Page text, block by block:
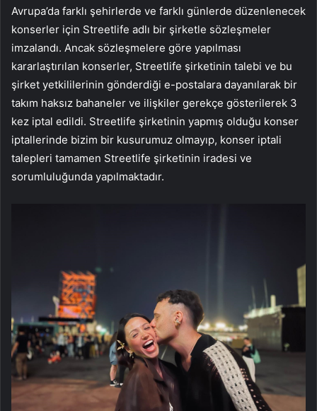
Avrupa’da farklı şehirlerde ve farklı günlerde düzenlenecek
konserler için Streetlife adlı bir şirketle sözleşmeler
imzalandı. Ancak sözleşmelere göre yapılması
kararlaştırılan konserler, Streetlife şirketinin talebi ve bu
şirket yetkililerinin gönderdiği e-postalara dayanılarak bir
takım haksız bahaneler ve ilişkiler gerekçe gösterilerek 3
kez iptal edildi. Streetlife şirketinin yapmış olduğu konser
iptallerinde bizim bir kusurumuz olmayıp, konser iptali
talepleri tamamen Streetlife şirketinin iradesi ve
sorumluluğunda yapılmaktadır.